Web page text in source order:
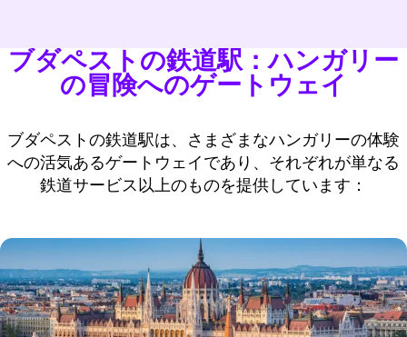
ブダペストの鉄道駅：ハンガリー
の冒険へのゲートウェイ
ブダペストの鉄道駅は、さまざまなハンガリーの体験
への活気あるゲートウェイであり、それぞれが単なる
鉄道サービス以上のものを提供しています：